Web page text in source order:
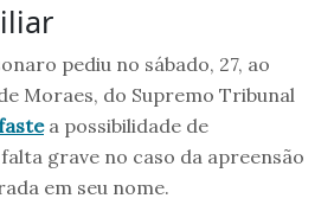
pediu no sábado, 27, ao
Moraes, do Supremo Tribunal
a possibilidade de
grave no caso da apreensão
em seu nome.